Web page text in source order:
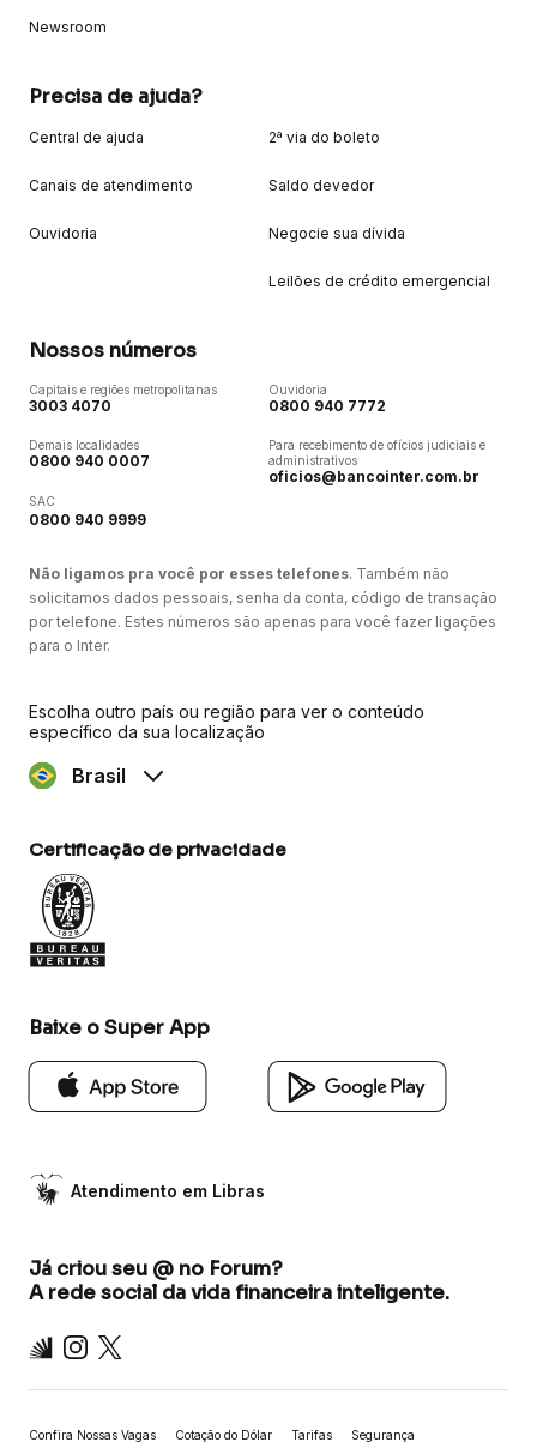
Newsroom
Precisa de ajuda?
Central de ajuda
Canais de atendimento
Ouvidoria
2ª via do boleto
Saldo devedor
Negocie sua dívida
Leilões de crédito emergencial
Nossos números
Capitais e regiões metropolitanas
3003 4070
Demais localidades
0800 940 0007
SAC
0800 940 9999
Ouvidoria
0800 940 7772
Para recebimento de ofícios judiciais e
administrativos
oficios@bancointer.com.br
Não ligamos pra você por esses telefones. Também não
solicitamos dados pessoais, senha da conta, código de transação
por telefone. Estes números são apenas para você fazer ligações
para o Inter.
Escolha outro país ou região para ver o conteúdo
específico da sua localização
Brasil
Certificação de privacidade
Baixe o Super App
Atendimento em Libras
Já criou seu @ no Forum?
A rede social da vida financeira inteligente.
Inter Instagram
X
Confira Nossas Vagas Cotação do Dólar Tarifas Segurança